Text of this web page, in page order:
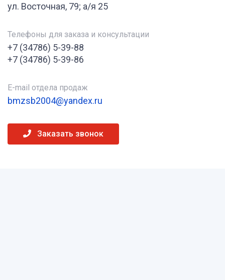
ул. Восточная, 79; а/я 25
Телефоны для заказа и консультации
+7 (34786) 5-39-88
+7 (34786) 5-39-86
E-mail отдела продаж
bmzsb2004@yandex.ru
Заказать звонок